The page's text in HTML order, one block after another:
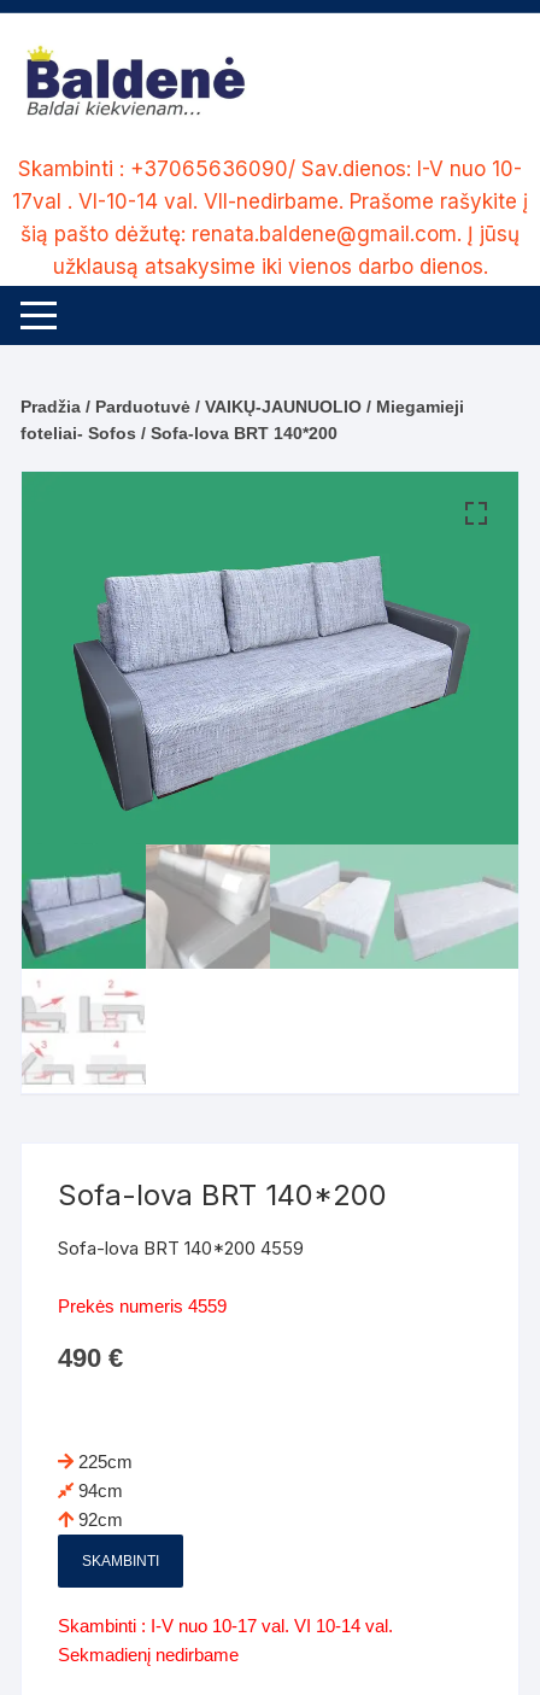
Skip
content
Skambinti : +37065636090/ Sav.dienos: I-V nuo 10-
17val . VI-10-14 val. VII-nedirbame. Prašome rašykite į
šią pašto dėžutę: renata.baldene@gmail.com. Į jūsų
užklausą atsakysime iki vienos darbo dienos.
Pradžia / Parduotuvė /VAIKŲ-JAUNUOLIO / Miegamieji
foteliai- Sofos / Sofa-lova BRT 140*200
Sofa-lova BRT 140*200
Sofa-lova BRT 140*200 4559
Prekės numeris 4559
490€
225cm
94cm
92cm
SKAMBINTI
Skambinti : I-V nuo 10-17 val. VI 10-14 val.
Sekmadienį nedirbame